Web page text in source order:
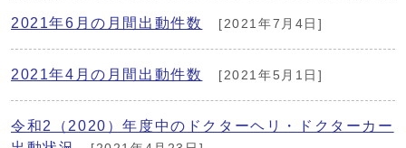
2021年6月の月間出動件数 [2021年7月4日]
2021年4月の月間出動件数 [2021年5月1日]
令和2（2020）年度中のドクターヘリ・ドクターカー